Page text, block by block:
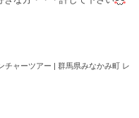
チャーツアー | 群馬県みなかみ町 レ